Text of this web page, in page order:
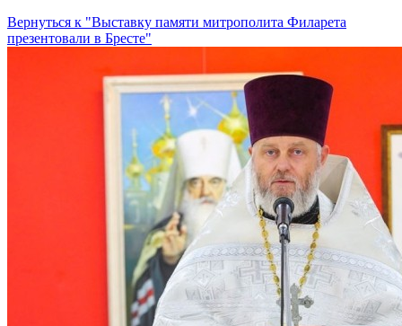
Вернуться к "Выставку памяти митрополита Филарета
презентовали в Бресте"